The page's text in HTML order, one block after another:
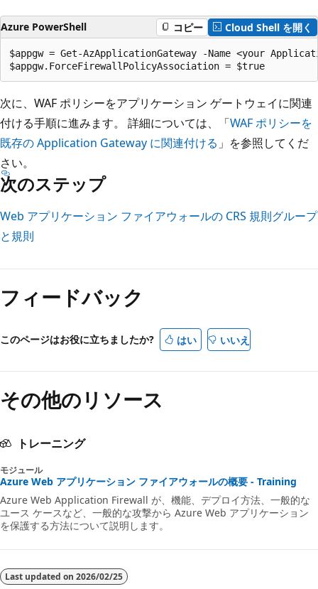
Azure PowerShell コピー Cloud Shell を開く
$appgw = Get-AzApplicationGateway -Name <your
次に、WAF ポリシーをアプリケーション ゲートウェイに関連
付ける手順に進みます。 詳細については、「WAF ポリシーを
既存の Application Gateway に関連付ける 」を参照してくだ
さい。
次のステップ
Web アプリケーション ファイアウォールの CRS 規則グループ
と規則
フィードバック
このページはお役に立ちましたか? はい いいえ
その他のリソース
トレーニング
モジュール
Azure Web アプリケーション ファイアウォールの概要 - Training
Azure Web Application Firewall が、機能、デプロイ方法、一般的な
ユース ケースなど、一般的な攻撃から Azure Web アプリケーション
を保護する方法について説明します。
Last updated on 2026/02/25